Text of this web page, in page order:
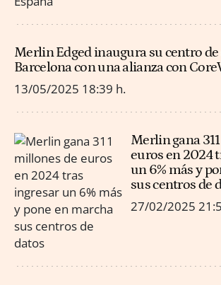
Merlin Edged inaugura su centro de
Barcelona con una alianza con
13/05/2025 18:39 h.
Merlin gana
euros en 2024
un 6% más y
sus centros de
27/02/2025